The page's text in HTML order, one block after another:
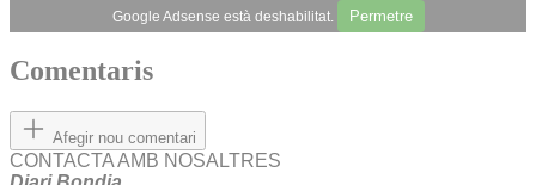
Google Adsense està deshabilitat. Permetre
Comentaris
Afegir nou comentari
CONTACTA AMB NOSALTRES